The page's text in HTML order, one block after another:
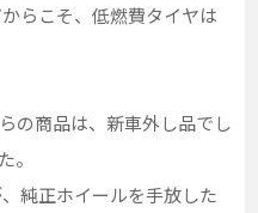
らこそ、低燃費タイヤは
の商品は、新車外し品でし
。
純正ホイールを手放した